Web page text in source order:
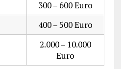
300 – 600 Euro
400 – 500 Euro
2.000 – 10.000
Euro